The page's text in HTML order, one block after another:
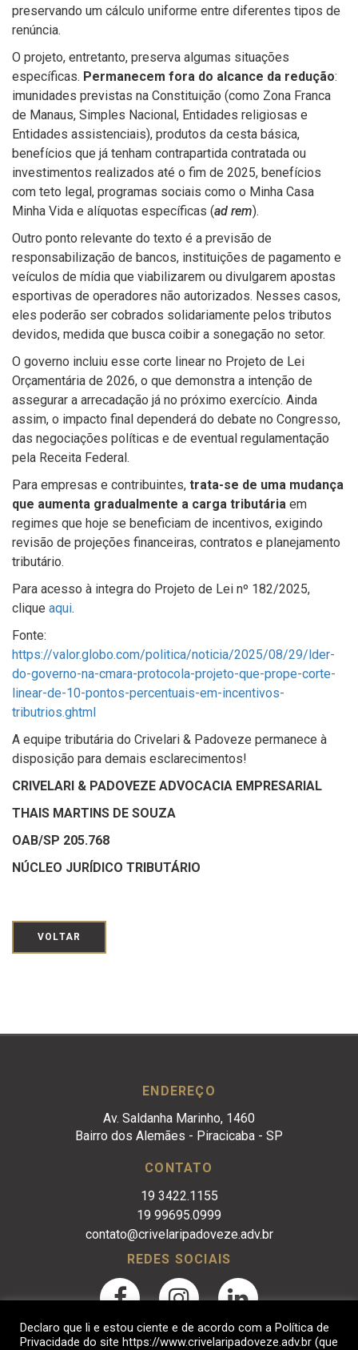
preservando um cálculo uniforme entre diferentes tipos de
renúncia.
O projeto, entretanto, preserva algumas situações
específicas. Permanecem fora do alcance da redução:
imunidades previstas na Constituição (como Zona Franca
de Manaus, Simples Nacional, Entidades religiosas e
Entidades assistenciais), produtos da cesta básica,
benefícios que já tenham contrapartida contratada ou
investimentos realizados até o fim de 2025, benefícios
com teto legal, programas sociais como o Minha Casa
Minha Vida e alíquotas específicas (ad rem).
Outro ponto relevante do texto é a previsão de
responsabilização de bancos, instituições de pagamento e
veículos de mídia que viabilizarem ou divulgarem apostas
esportivas de operadores não autorizados. Nesses casos,
eles poderão ser cobrados solidariamente pelos tributos
devidos, medida que busca coibir a sonegação no setor.
O governo incluiu esse corte linear no Projeto de Lei
Orçamentária de 2026, o que demonstra a intenção de
assegurar a arrecadação já no próximo exercício. Ainda
assim, o impacto final dependerá do debate no Congresso,
das negociações políticas e de eventual regulamentação
pela Receita Federal.
Para empresas e contribuintes, trata-se de uma mudança
que aumenta gradualmente a carga tributária em
regimes que hoje se beneficiam de incentivos, exigindo
revisão de projeções financeiras, contratos e planejamento
tributário.
Para acesso à integra do Projeto de Lei nº 182/2025,
clique aqui.
Fonte:
https://valor.globo.com/politica/noticia/2025/08/29/lder-
do-governo-na-cmara-protocola-projeto-que-prope-corte-
linear-de-10-pontos-percentuais-em-incentivos-
tributrios.ghtml
A equipe tributária do Crivelari & Padoveze permanece à
disposição para demais esclarecimentos!
CRIVELARI & PADOVEZE ADVOCACIA EMPRESARIAL
THAIS MARTINS DE SOUZA
OAB/SP 205.768
NÚCLEO JURÍDICO TRIBUTÁRIO
VOLTAR
ENDEREÇO
Av. Saldanha Marinho, 1460
Bairro dos Alemães - Piracicaba - SP
CONTATO
19 3422.1155
19 99695.0999
contato@crivelaripadoveze.adv.br
REDES SOCIAIS
Declaro que li e estou ciente e de acordo com a Política de
Privacidade do site https://www.crivelaripadoveze.adv.br (que